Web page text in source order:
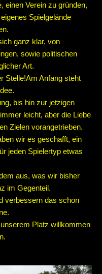
einen Verein zu gründen,
Spielgelände
ganz klar, von
sowie politischen
Art.
Stelle!Am Anfang steht
bis hin zur jetzigen
leicht, aber die Liebe
Zielen vorangetrieben.
wir es geschafft, ein
jeden Spielertyp etwas
aus, was wir bisher
im Gegenteil.
verbessern das schon
Platz willkommen